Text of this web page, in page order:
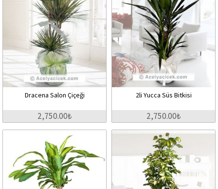
Dracena Salon Çiçeği
2,750.00₺
2li Yucca Süs Bitkisi
2,750.00₺